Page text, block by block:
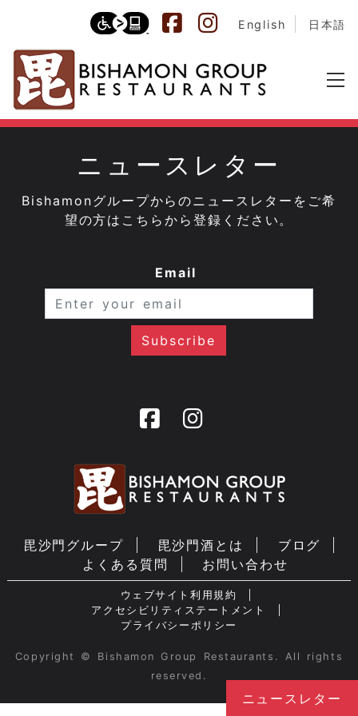
English 日本語
ニュースレター
ニュースレター
Bishamonグループからのニュースレターをご希
望の方はこちらから登録ください。
Email
毘沙門グループ 毘沙門酒とは
ブログ
よくある質問
お問い合わせ
ウェブサイト利用規約
アクセシビリティステートメント
プライバシーポリシー
Copyright © Bishamon Group Restaurants. All rights
reserved.